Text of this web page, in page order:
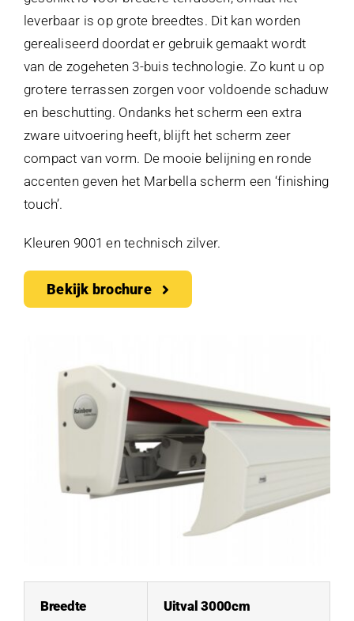
leverbaar is op grote breedtes. Dit kan worden
gerealiseerd doordat er gebruik gemaakt wordt
van de zogeheten 3-buis technologie. Zo kunt u op
grotere terrassen zorgen voor voldoende schaduw
en beschutting. Ondanks het scherm een extra
zware uitvoering heeft, blijft het scherm zeer
compact van vorm. De mooie belijning en ronde
accenten geven het Marbella scherm een ‘finishing
touch’.
Kleuren 9001 en technisch zilver.
Bekijk brochure
Breedte Uitval 3000cm